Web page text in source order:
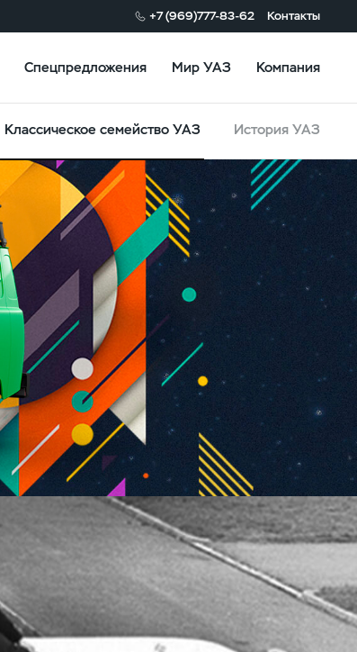
+7 (969)777-83-62 Контакты
Спецпредложения Мир УАЗ Компания
Классическое семейство УАЗ История УАЗ